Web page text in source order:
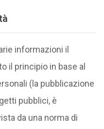
informazioni il
il principio in base al
(la pubblicazione
pubblici, è
da una norma di